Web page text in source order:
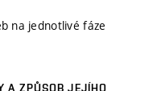
na jednotlivé fáze
A ZPŮSOB JEJÍHO